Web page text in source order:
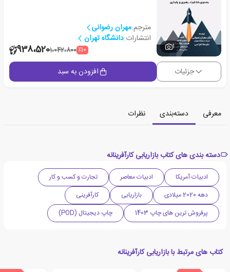
1
مترجم:مهران رضوانی
انتشارات:دانشگاه تهران
٪101،042،800938،520
جزئیات افزودن به سبد
معرفی دسته‌بندی نظرات
دسته بندی های کتاب بازاریابی کارآفرینانه
ادبیات آمریکا ادبیات معاصر
تجارت و کسب و کار
دهه 2020 میلادی
بازاریابی
کارآفرینی
پرفروش ترین های چاپ 1403
چاپ دیجیتال (POD)
کتاب های مرتبط با بازاریابی کارآفرینانه